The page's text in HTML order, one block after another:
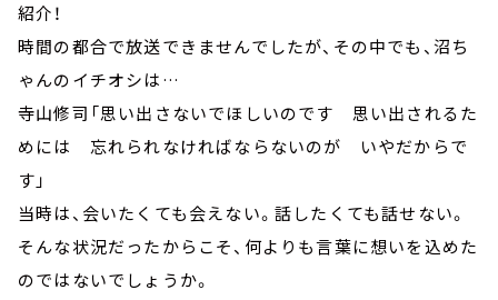
紹介！
時間の都合で放送できませんでしたが、その中でも、沼ち
ゃんのイチオシは…
寺山修司「思い出さないでほしいのです 思い出されるた
めには 忘れられなければならないのが いやだからで
す」
当時は、会いたくても会えない。話したくても話せない。
そんな状況だったからこそ、何よりも言葉に想いを込めた
のではないでしょうか。